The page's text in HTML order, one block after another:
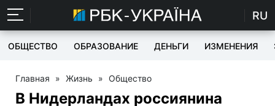
RU
ОБЩЕСТВО ОБРАЗОВАНИЕ ДЕНЬГИ ИЗМЕНЕНИЯ
Главная » Жизнь » Общество
В Нидерландах россиянина